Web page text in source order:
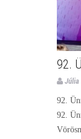
92.
Júlia
92.
92.